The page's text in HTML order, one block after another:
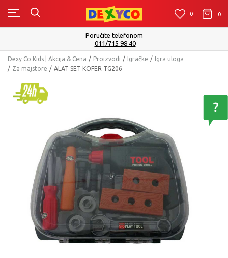
0 0 0
Isporuku možete očekivati u roku od
Dexy Co Kids | Akcija & Cena Proizvodi Igračke
Igra uloga
Za majstore
ALAT SET KOFER TG206